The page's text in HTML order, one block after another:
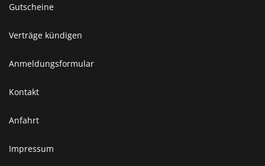
Gutscheine
Verträge kündigen
Anmeldungsformular
Kontakt
Anfahrt
Impressum